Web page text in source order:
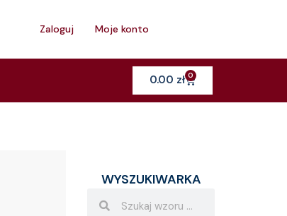
Zaloguj Moje konto
0.00 zł 0Cart
WYSZUKIWARKA